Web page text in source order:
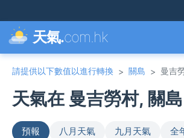
天氣.com.hk
請提供以下數值以進行轉換 > 關島 > 曼吉
天氣在 曼吉勞村, 關
預報 八月天氣 九月天氣 全